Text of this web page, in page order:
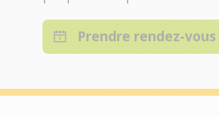
Prendre rendez-vous